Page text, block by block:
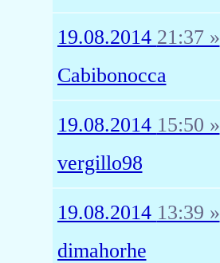
19.08.2014 21:37 »
Cabibonocca
19.08.2014 15:50 »
vergillo98
19.08.2014 13:39 »
dimahorhe